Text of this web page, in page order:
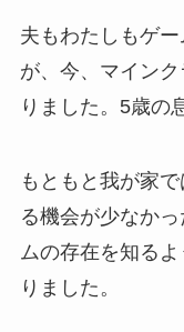
夫もわたしもゲ
が、今、マイン
りました。5歳の
もともと我が家
る機会が少なか
ムの存在を知る
りました。